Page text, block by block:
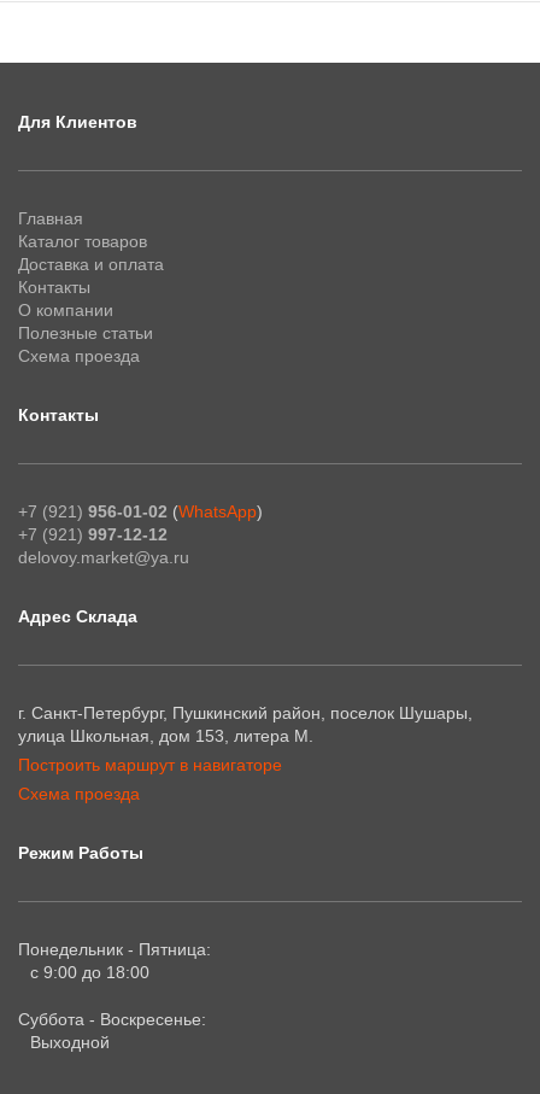
Для Клиентов
Главная
Каталог товаров
Доставка и оплата
Контакты
О компании
Полезные статьи
Схема проезда
Контакты
+7 (921) 956-01-02 (WhatsApp)
+7 (921) 997-12-12
delovoy.market@ya.ru
Адрес Склада
г. Санкт-Петербург, Пушкинский район, поселок Шушары,
улица Школьная, дом 153, литера М.
Построить маршрут в навигаторе
Схема проезда
Режим Работы
Понедельник - Пятница:
с 9:00 до 18:00
Суббота - Воскресенье:
Выходной